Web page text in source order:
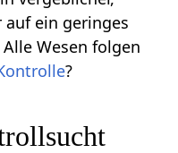
ein geringes
Wesen folgen
?